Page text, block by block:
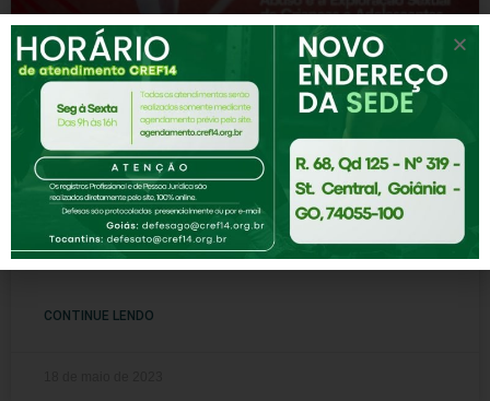
Dia Nacional de Combate ao Abuso e à
Exploração Sexual de Crianças e
Adolescentes
CREF14-GO-TO destaca a importância de proteger
nossas crianças e adolescentes. Nós nos
comprometemos a promover a conscientização e
prevenção desse grave problema. Acreditamos que a
CONTINUE LENDO